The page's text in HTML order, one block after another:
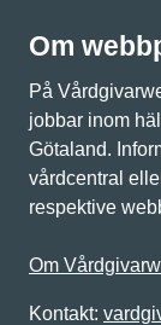
Om
På
jobbar inom
Götaland.
vårdcentral
respektive
Om
Kontakt: